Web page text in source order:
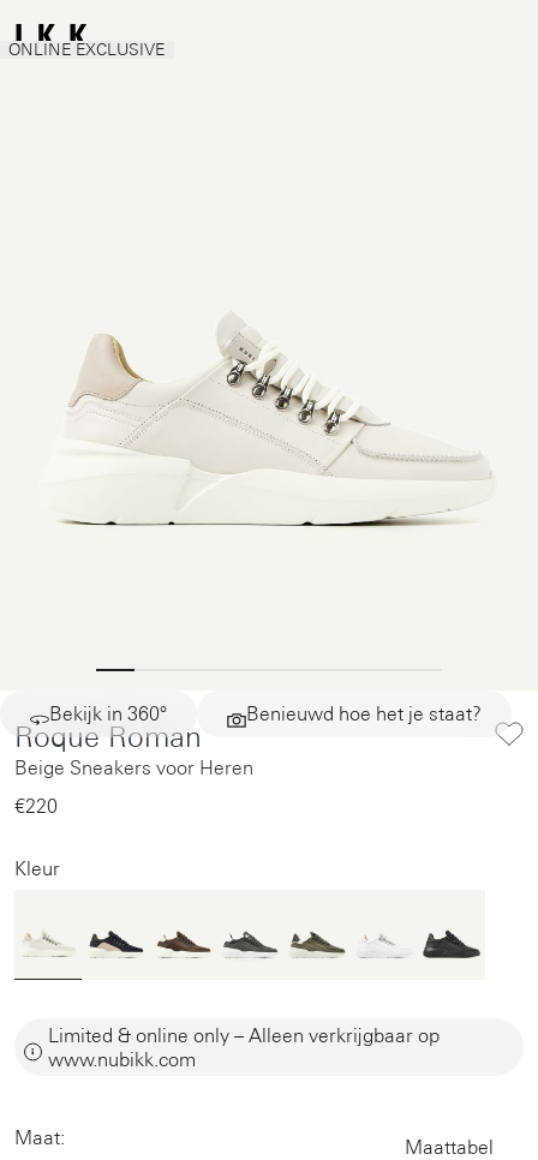
Bekijk in 360° Benieuwd hoe het je staat?
ONLINE EXCLUSIVE
Roque Roman
Beige Sneakers voor Heren
€220‌
Kleur
Limited & online only – Alleen verkrijgbaar op
www.nubikk.com
Maat: Maattabel